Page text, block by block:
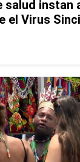
salud instan
el Virus